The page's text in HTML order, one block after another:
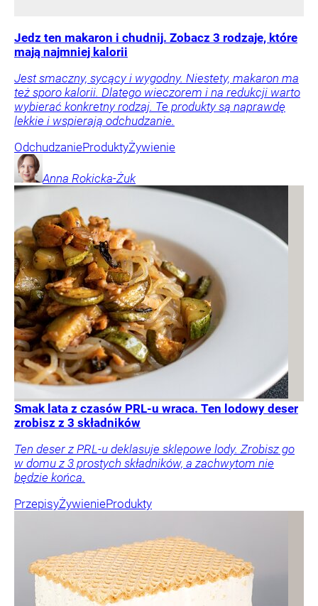
Jedz ten makaron i chudnij. Zobacz 3 rodzaje, które
mają najmniej kalorii
Jest smaczny, sycący i wygodny. Niestety, makaron ma
też sporo kalorii. Dlatego wieczorem i na redukcji warto
wybierać konkretny rodzaj. Te produkty są naprawdę
lekkie i wspierają odchudzanie.
OdchudzanieProduktyŻywienie
Anna Rokicka-Żuk
Smak lata z czasów PRL-u wraca. Ten lodowy deser
zrobisz z 3 składników
Ten deser z PRL-u deklasuje sklepowe lody. Zrobisz go
w domu z 3 prostych składników, a zachwytom nie
będzie końca.
PrzepisyŻywienieProdukty